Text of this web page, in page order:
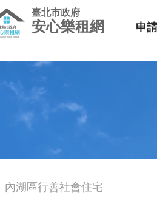
臺北市政府
安心樂租網 申
內湖區行善社會住宅